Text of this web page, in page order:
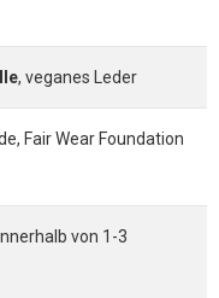
, veganes Leder
Fair Wear Foundation
von 1-3